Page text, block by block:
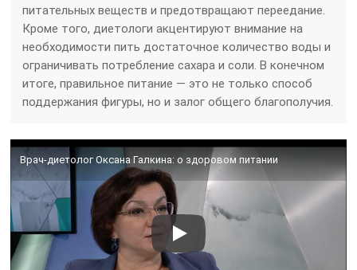
питательных веществ и предотвращают переедание.
Кроме того, диетологи акцентируют внимание на
необходимости пить достаточное количество воды и
ограничивать потребление сахара и соли. В конечном
итоге, правильное питание — это не только способ
поддержания фигуры, но и залог общего благополучия.
Врач-диетолог Оксана Галкина: о здоровом питании